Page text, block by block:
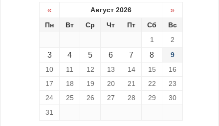
« Август 2026 »
Пн Вт Ср Чт Пт Сб
Вс
1
2
3 4 5 6 7 8
9
10
11 12 13 14 15
16
17
18 19 20 21 22
23
24
25 26 27 28 29
30
31